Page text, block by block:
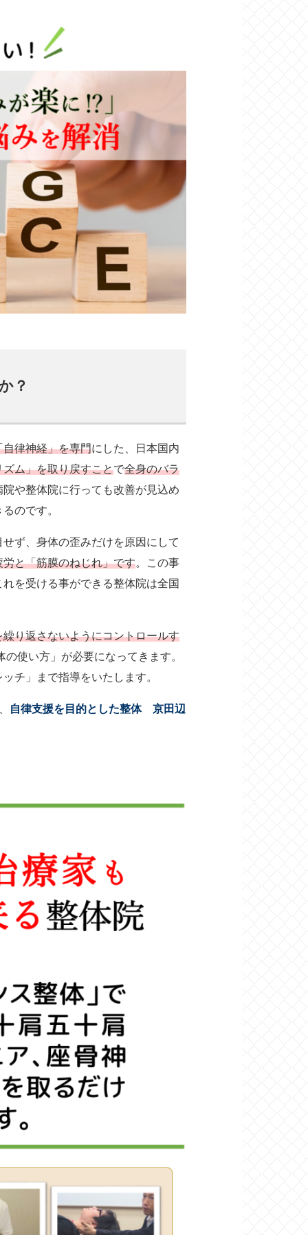
？
律神経」を専門にした、日本国内
ム」を取り戻すことで全身のバラ
や整体院に行っても改善が見込め
のです。
ず、身体の歪みだけを原因にして
と「筋膜のねじれ」です。この事
を受ける事ができる整体院は全国
繰り返さないようにコントロールす
使い方」が必要になってきます。
チ」まで指導をいたします。
自律支援を目的とした整体 京田辺